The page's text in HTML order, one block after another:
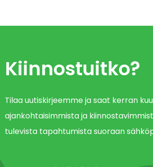
Kiinnostuitko?
Tilaa uutiskirjeemme ja saat kerran
ajankohtaisimmista ja
tulevista tapahtumista suoraan